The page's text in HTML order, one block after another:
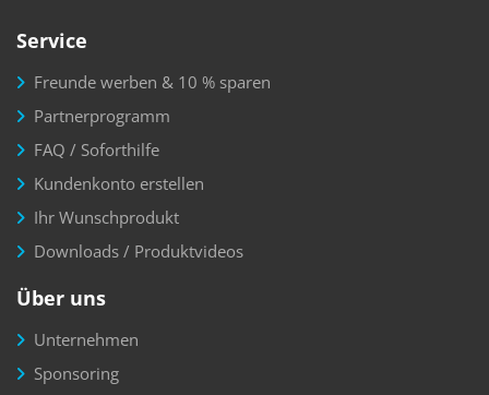
Service
Freunde werben & 10 % sparen
Partnerprogramm
FAQ / Soforthilfe
Kundenkonto erstellen
Ihr Wunschprodukt
Downloads / Produktvideos
Über uns
Unternehmen
Sponsoring